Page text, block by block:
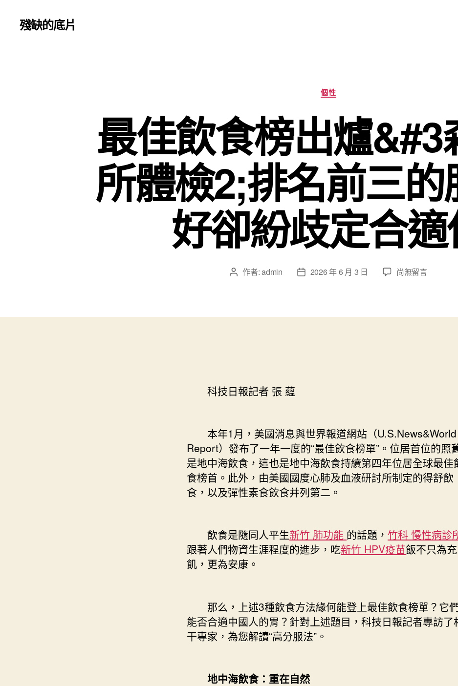
殘缺的底片
分
類
個性
最佳飲食榜出爐&#3
所體檢2;排名前三的
好卻紛歧定合
文 作者:admin
文
日
2026 年 6 月 3 日
在
食
檢
2;
排
名
前
法
雖
好
合
適
尚無留言
科技日報記者 張 蘊
本年1月，美國消息與世界報道網站（U.S.News&World
Report）發布了一年一度的“最佳飲食榜單”。位居首位的照
是地中海飲食，這也是地中海飲食持續第四年位居全球最佳
食榜首。此外，由美國國度心肺及血液研討所制定的得舒飲
食，以及彈性素食飲食并列第二。
飲食是隨同人平生新竹 肺功能 的話題， 竹科 慢性病診
跟著人們物資生涯程度的進步，吃新竹 HPV疫苗飯不只為充
飢，更為安康。
那么，上述3種飲食方法緣何能登上最佳飲食榜單？它
能否合適中國人的胃？針對上述題目，科技日報記者專訪了
干專家，為您解讀“高分服法”。
地中海飲食：重在自然